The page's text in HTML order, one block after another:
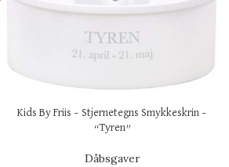
Kids By Friis – Stjernetegns Smykkeskrin –
“Tyren”
Dåbsgaver